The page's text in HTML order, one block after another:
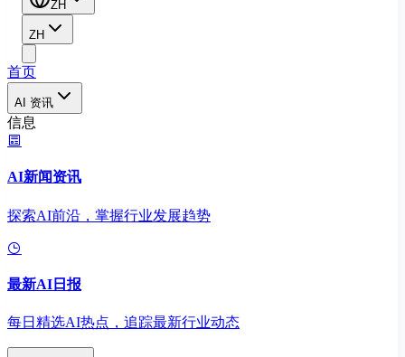
ZH
ZH
首页
AI 资讯
信息
AI新闻资讯
探索AI前沿，掌握行业发展趋势
最新AI日报
每日精选AI热点，追踪最新行业动态